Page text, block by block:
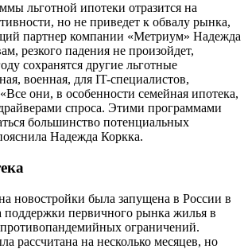
льготной ипотеки отразится на
но не приведет к обвалу рынка,
партнер компании «Метриум» Надежда
резкого падения не произойдет,
сохранятся другие льготные
военная, для IT-специалистов,
они, в особенности семейная ипотека,
спроса. Этими программами
большинство потенциальных
Надежда Коркка.
новостройки была запущена в России в
поддержки первичного рынка жилья в
ограничений.
рассчитана на несколько месяцев, но